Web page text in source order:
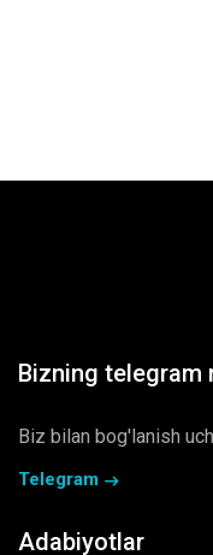
Bizning telegram
Biz bilan bog'lanish
Telegram
Adabiyotlar